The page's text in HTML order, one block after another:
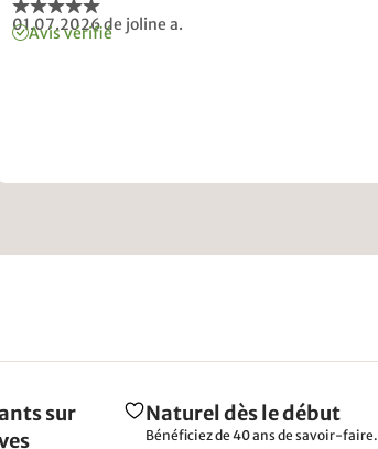
01.07.2026de joline a.
Avis vérifié
sur
Naturel dès le début
Bénéficiez de 40 ans de savoir-faire.